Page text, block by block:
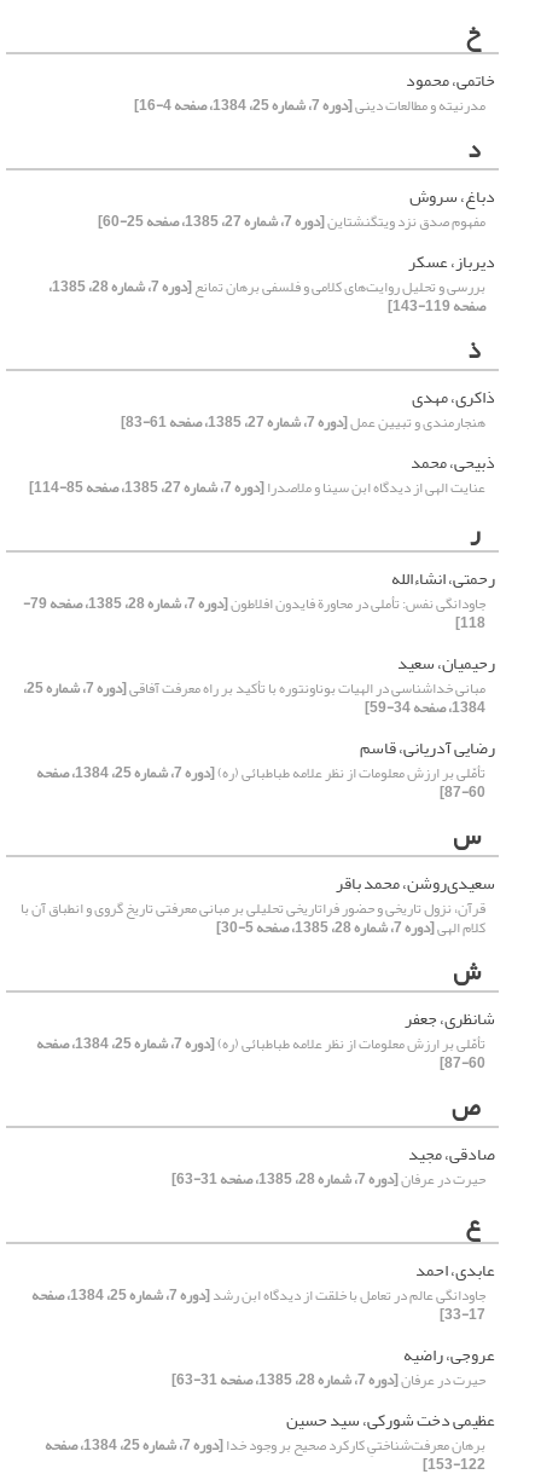
خ
خاتمی، محمود
مدرنیته و مطالعات دینی[دوره 7، شماره 25، 1384، صفحه 4-16]
د
دباغ، سروش
مفهوم صدق نزد ویتگنشتاین[دوره 7، شماره 27، 1385، صفحه 25-60]
دیرباز، عسکر
بررسی و تحلیل روایت‌های کلامی و فلسفی برهان تمانع [دوره 7، شماره 28، 1385،
صفحه 119-143]
ذ
ذاکری، مهدی‌
هنجارمندی‌ و تبیین‌ عمل‌[دوره 7، شماره 27، 1385، صفحه 61-83]
ذبیحی، محمد
عنایت‌ الهی‌ از دیدگاه‌ ابن‌ سینا و ملاصدرا[دوره 7، شماره 27، 1385، صفحه 85-114]
ر
رحمتی، انشاءالله
جاودانگی نفس: تأملی در محاورة فایدون افلاطون [دوره 7، شماره 28، 1385، صفحه 79-
118]
رحیمیان، سعید
مبانی خداشناسی در الهیات بوناونتوره با تأکید بر راه معرفت آفاقی [دوره 7، شماره 25،
1384، صفحه 34-59]
رضایی آدریانی، قاسم
تأمّلی بر ارزش معلومات از نظر علامه طباطبائی (ره) [دوره 7، شماره 25، 1384، صفحه
60-87]
س
سعیدی‌روشن، محمد باقر
قرآن، نزول تاریخی و حضور فراتاریخی تحلیلی بر مبانی معرفتی تاریخ گروی و انطباق آن با
کلام الهی[دوره 7، شماره 28، 1385، صفحه 5-30]
ش
شانظری، جعفر
تأمّلی بر ارزش معلومات از نظر علامه طباطبائی (ره) [دوره 7، شماره 25، 1384، صفحه
60-87]
ص
صادقی، مجید
حیرت در عرفان[دوره 7، شماره 28، 1385، صفحه 31-63]
ع
عابدی، احمد
جاودانگی عالم در تعامل با خلقت از دیدگاه ابن رشد [دوره 7، شماره 25، 1384، صفحه
17-33]
عروجی، راضیه
حیرت در عرفان[دوره 7، شماره 28، 1385، صفحه 31-63]
عظیمی دخت شورکی، سید حسین
برهان معرفت‌شناختیِ کارکرد صحیح بر وجود خدا [دوره 7، شماره 25، 1384، صفحه
122-153]